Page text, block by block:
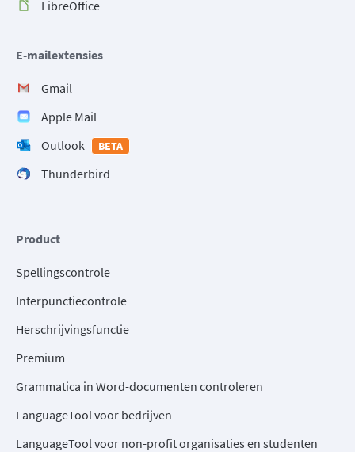
LibreOffice
E-mailextensies
Gmail
Apple Mail
Outlook
BETA
Thunderbird
Product
Spellingscontrole
Interpunctiecontrole
Herschrijvingsfunctie
Premium
Grammatica in Word-documenten controleren
LanguageTool voor bedrijven
LanguageTool voor non-profit organisaties en studenten